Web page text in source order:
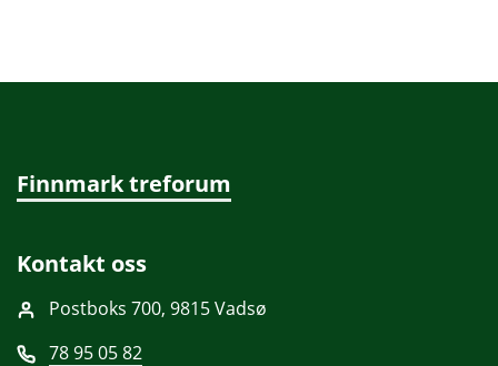
Finnmark treforum
Kontakt oss
Postboks 700, 9815 Vadsø
78 95 05 82